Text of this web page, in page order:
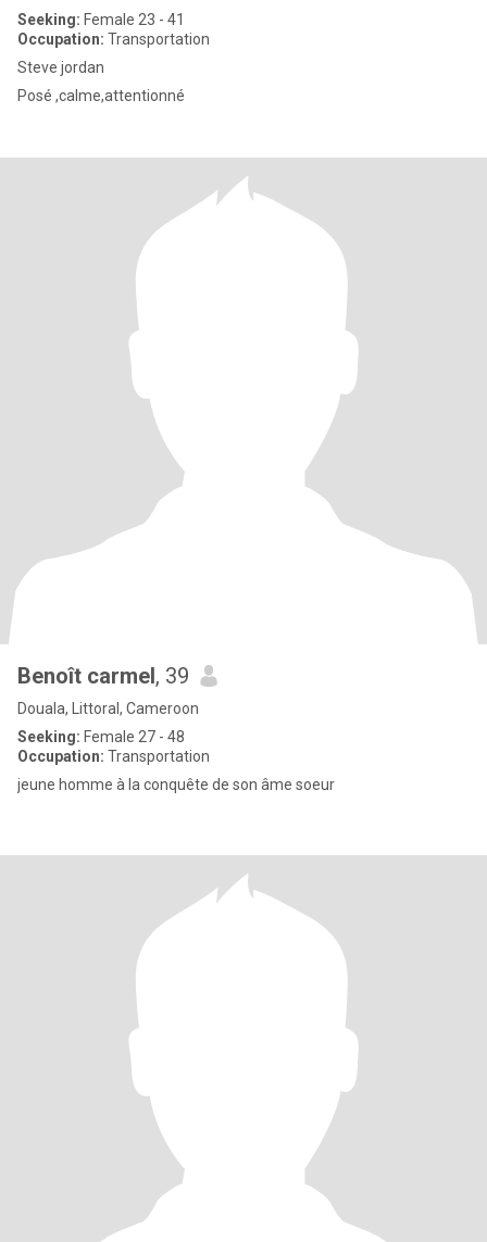
Seeking: Female 23 - 41
Occupation: Transportation
Steve jordan
Posé ,calme,attentionné
Benoît carmel, 39
Douala, Littoral, Cameroon
Seeking: Female 27 - 48
Occupation: Transportation
jeune homme à la conquête de son âme soeur